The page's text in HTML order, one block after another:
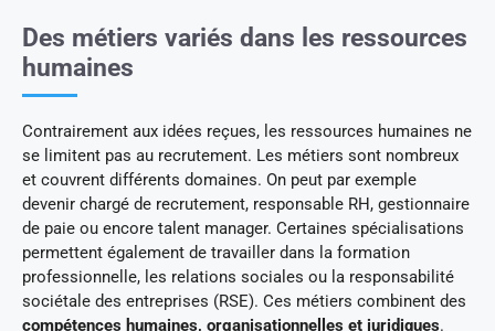
Des métiers variés dans les ressources
humaines
Contrairement aux idées reçues, les ressources humaines ne
se limitent pas au recrutement. Les métiers sont nombreux
et couvrent différents domaines. On peut par exemple
devenir chargé de recrutement, responsable RH, gestionnaire
de paie ou encore talent manager. Certaines spécialisations
permettent également de travailler dans la formation
professionnelle, les relations sociales ou la responsabilité
sociétale des entreprises (RSE). Ces métiers combinent des
compétences humaines, organisationnelles et juridiques.